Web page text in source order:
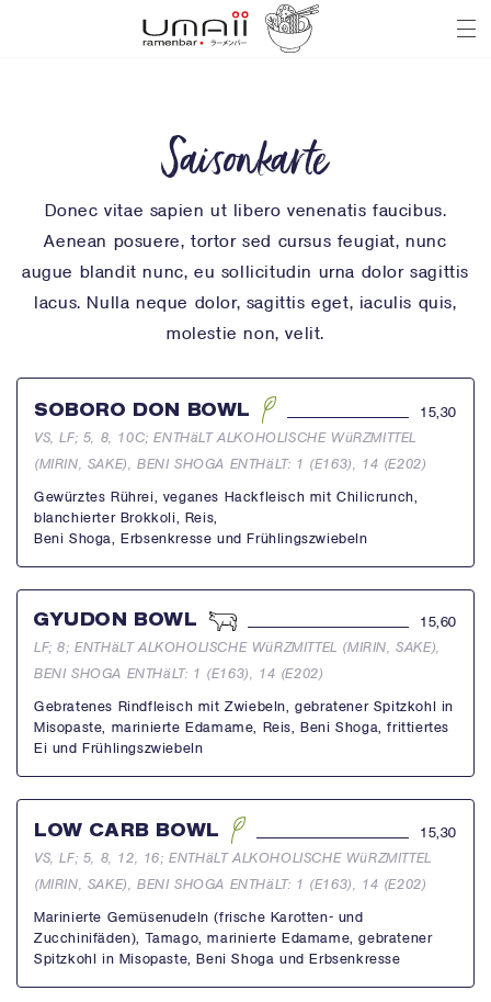
Saisonkarte
Donec vitae sapien ut libero venenatis faucibus.
Aenean posuere, tortor sed cursus feugiat, nunc
augue blandit nunc, eu sollicitudin urna dolor sagittis
lacus. Nulla neque dolor, sagittis eget, iaculis quis,
molestie non, velit.
SOBORO DON BOWL
15,30
VS, LF; 5, 8, 10C; ENTHäLT ALKOHOLISCHE WüRZMITTEL
(MIRIN, SAKE), BENI SHOGA ENTHäLT: 1 (E163), 14 (E202)
Gewürztes Rührei, veganes Hackfleisch mit Chilicrunch,
blanchierter Brokkoli, Reis,
Beni Shoga, Erbsenkresse und Frühlingszwiebeln
GYUDON BOWL
15,60
LF; 8; ENTHäLT ALKOHOLISCHE WüRZMITTEL (MIRIN, SAKE),
BENI SHOGA ENTHäLT: 1 (E163), 14 (E202)
Gebratenes Rindfleisch mit Zwiebeln, gebratener Spitzkohl in
Misopaste, marinierte Edamame, Reis, Beni Shoga, frittiertes
Ei und Frühlingszwiebeln
LOW CARB BOWL
15,30
VS, LF; 5, 8, 12, 16; ENTHäLT ALKOHOLISCHE WüRZMITTEL
(MIRIN, SAKE), BENI SHOGA ENTHäLT: 1 (E163), 14 (E202)
Marinierte Gemüsenudeln (frische Karotten- und
Zucchinifäden), Tamago, marinierte Edamame, gebratener
Spitzkohl in Misopaste, Beni Shoga und Erbsenkresse